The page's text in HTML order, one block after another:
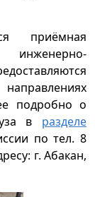
приёмная
инженерно-
подробно о
в разделе
по тел. 8
г. Абакан,